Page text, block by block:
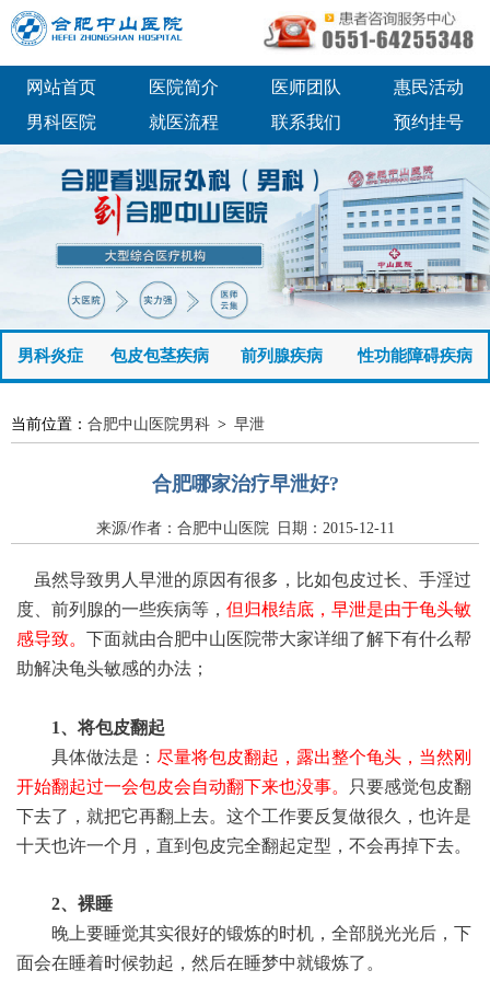
网站首页 医院简介 医师团队
惠民活动
男科医院
就医流程 联系我们 预约挂号
男科炎症 包皮包茎疾病 前列腺疾病 性功能障碍疾病
当前位置： 合肥中山医院男科 > 早泄
合肥哪家治疗早泄好?
来源/作者：合肥中山医院 日期：2015-12-11
虽然导致男人早泄的原因有很多，比如包皮过长、手淫过
度、前列腺的一些疾病等， 但归根结底，早泄是由于龟头敏
感导致。 下面就由合肥中山医院带大家详细了解下有什么帮
助解决龟头敏感的办法；
1、将包皮翻起
具体做法是： 尽量将包皮翻起，露出整个龟头，当然刚
开始翻起过一会包皮会自动翻下来也没事。
只要感觉包皮翻
下去了，就把它再翻上去。这个工作要反复做很久，也许是
十天也许一个月，直到包皮完全翻起定型，不会再掉下去。
2、裸睡
晚上要睡觉其实很好的锻炼的时机，全部脱光光后，下
面会在睡着时候勃起，然后在睡梦中就锻炼了。